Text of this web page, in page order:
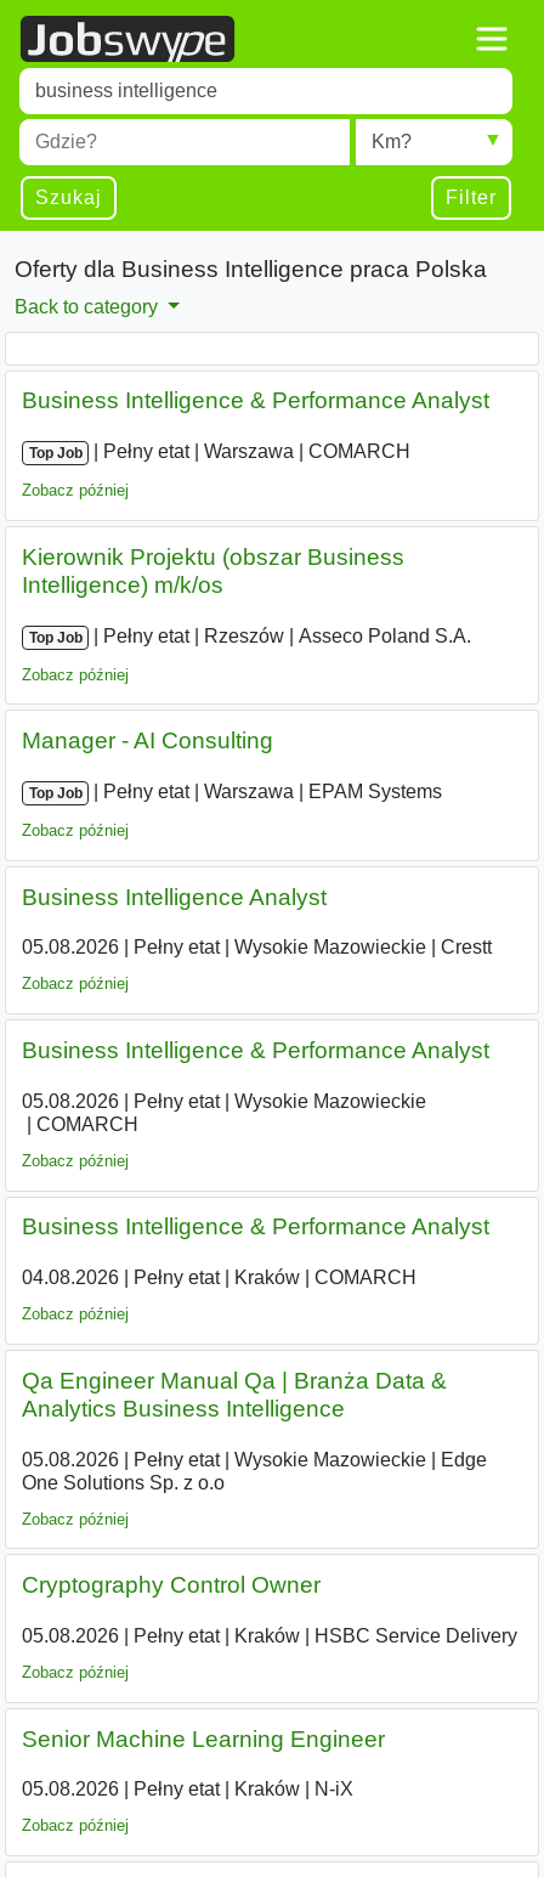
Title
Type 1 or more characters for results.
Miejscowość
Type 1 or more characters for results.
Radius
Szukaj Filter
Oferty dla Business Intelligence praca Polska
Back to category
Business Intelligence & Performance Analyst
Top Job Pełny etat| Warszawa COMARCH
Zobacz później
Kierownik Projektu (obszar Business
Intelligence) m/k/os
Top Job Pełny etat| Rzeszów Asseco Poland S.A.
Zobacz później
Manager - AI Consulting
Top Job Pełny etat| Warszawa EPAM Systems
Zobacz później
Business Intelligence Analyst
05.08.2026| Pełny etat| Wysokie Mazowieckie| Crestt
Zobacz później
Business Intelligence & Performance Analyst
05.08.2026| Pełny etat| Wysokie Mazowieckie|
COMARCH
Zobacz później
Business Intelligence & Performance Analyst
04.08.2026| Pełny etat| Kraków| COMARCH
Zobacz później
Qa Engineer Manual Qa | Branża Data &
Analytics Business Intelligence
05.08.2026| Pełny etat| Wysokie Mazowieckie|
Edge
One Solutions Sp. z o.o
Zobacz później
Cryptography Control Owner
05.08.2026| Pełny etat| Kraków| HSBC Service Delivery
Zobacz później
Senior Machine Learning Engineer
05.08.2026| Pełny etat| Kraków| N-iX
Zobacz później